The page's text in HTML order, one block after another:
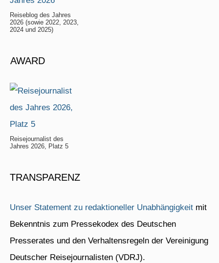
Reiseblog des Jahres
2026 (sowie 2022, 2023,
2024 und 2025)
AWARD
Reisejournalist des
Jahres 2026, Platz 5
TRANSPARENZ
Unser Statement zu redaktioneller Unabhängigkeit mit
Bekenntnis zum Pressekodex des Deutschen
Presserates und den Verhaltensregeln der Vereinigung
Deutscher Reisejournalisten (VDRJ).